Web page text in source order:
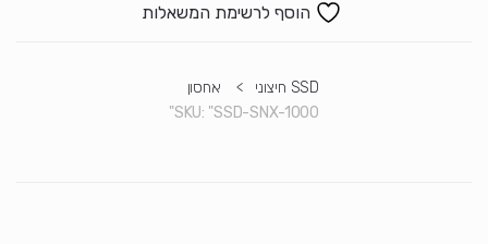
הוסף לרשימת המשאלות
SSD חיצוני >
אחסון
SKU: "SSD-SNX-1000"